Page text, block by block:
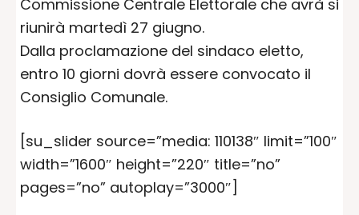
Commissione Centrale Elettorale che avrà si
riunirà martedì 27 giugno.
Dalla proclamazione del sindaco eletto,
entro 10 giorni dovrà essere convocato il
Consiglio Comunale.
[su_slider source=”media: 110138″ limit=”100″
width=”1600″ height=”220″ title=”no”
pages=”no” autoplay=”3000″]